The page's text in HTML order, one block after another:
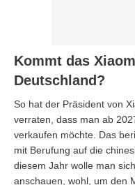
Kommt das
Deutschland?
So hat der Präsident von
verraten, dass man ab
verkaufen möchte. Das
mit Berufung auf die
diesem Jahr wolle man
anschauen, wohl, um den